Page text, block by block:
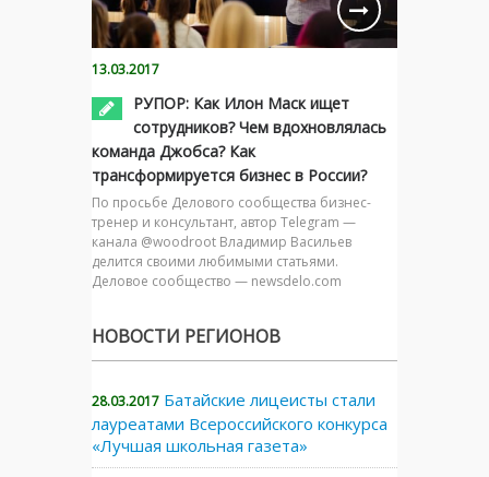
13.03.2017
РУПОР: Как Илон Маск ищет
сотрудников? Чем вдохновлялась
команда Джобса? Как
трансформируется бизнес в России?
По просьбе Делового сообщества бизнес-
тренер и консультант, автор Telegram —
канала @woodroot Владимир Васильев
делится своими любимыми статьями.
Деловое сообщество — newsdelo.com
НОВОСТИ РЕГИОНОВ
28.03.2017 Батайские лицеисты стали
лауреатами Всероссийского конкурса
«Лучшая школьная газета»